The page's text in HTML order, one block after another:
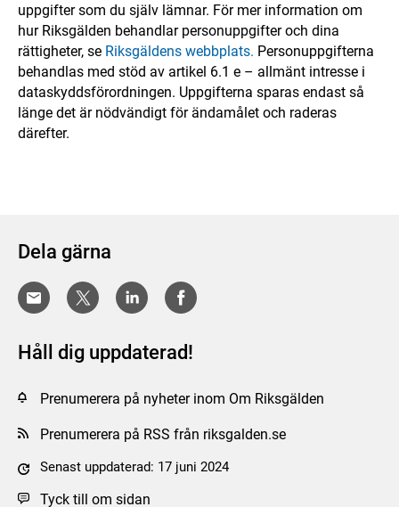
uppgifter som du själv lämnar. För mer information om
hur Riksgälden behandlar personuppgifter och dina
rättigheter, se Riksgäldens webbplats. Personuppgifterna
behandlas med stöd av artikel 6.1 e – allmänt intresse i
dataskyddsförordningen. Uppgifterna sparas endast så
länge det är nödvändigt för ändamålet och raderas
därefter.
Dela gärna
Håll dig uppdaterad!
Prenumerera på nyheter inom Om Riksgälden
Prenumerera på RSS från riksgalden.se
Senast uppdaterad: 17 juni 2024
Tyck till om sidan